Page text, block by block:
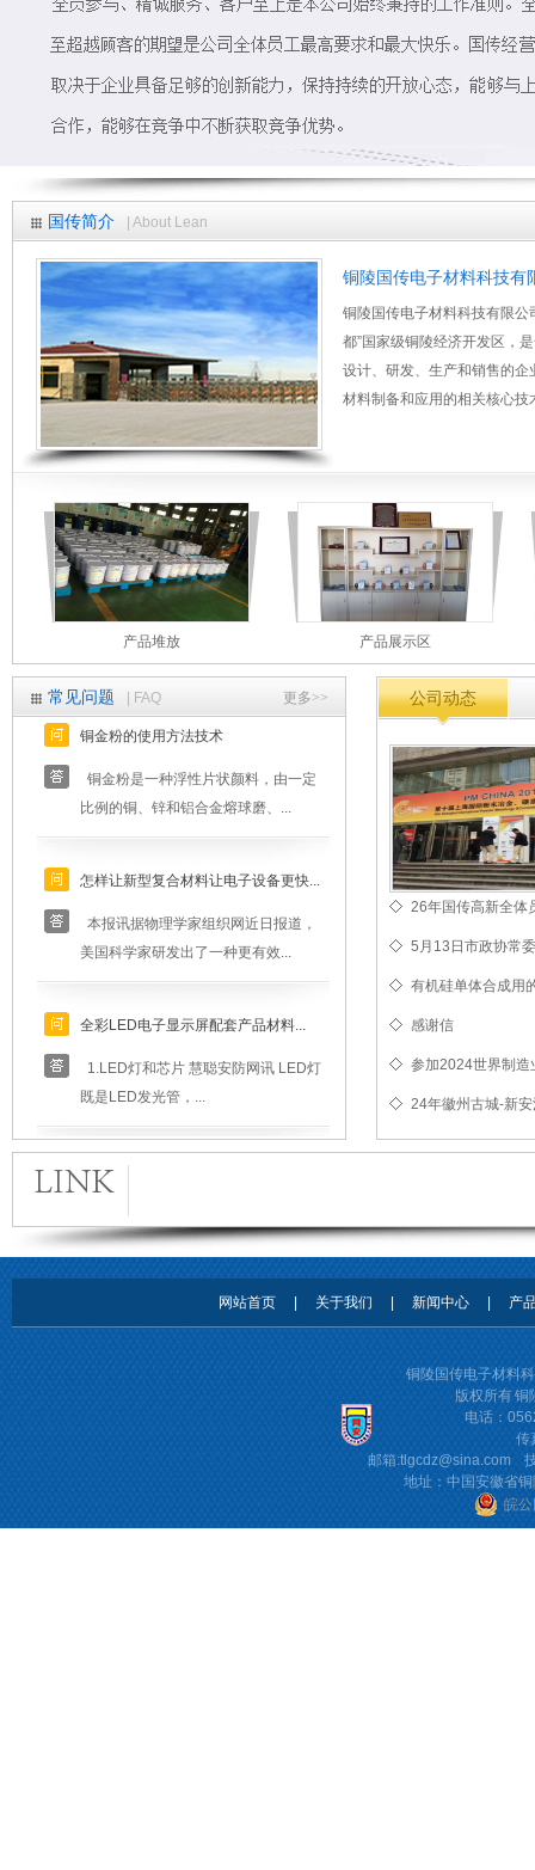
国传简介 | About Lean
铜陵国传电子材料科技有
铜陵国传电子材料科技有限公
都”国家级铜陵经济开发区，
设计、研发、生产和销售的
材料制备和应用的相关核心技
大型设备 厂房一角
更多>>
常见问题
| FAQ
铜金粉的使用方法技术
比例的铜、锌和铝合金熔球磨、...
美国科学家研发出了一种更有效...
既是LED发光管，...
铜金粉是一种浮性片状颜料，由一定
比例的铜、锌和铝合金熔球磨、...
公司动态
26年国传高新全体
5月13日市政协常
有机硅单体合成用
感谢信
参加2024世界制造
24年徽州古城-新
网站首页 关于我们 新闻中心 产
铜陵国传电子材料
版权所有
电话：
传
邮箱:tlgcdz@sina.com
地址：中国安徽省
皖